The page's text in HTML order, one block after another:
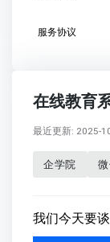
服务协议
在线教育
最近更新: 2025-
企学院
我们今天要